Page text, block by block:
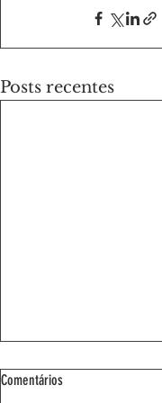
Posts recentes
Comentários